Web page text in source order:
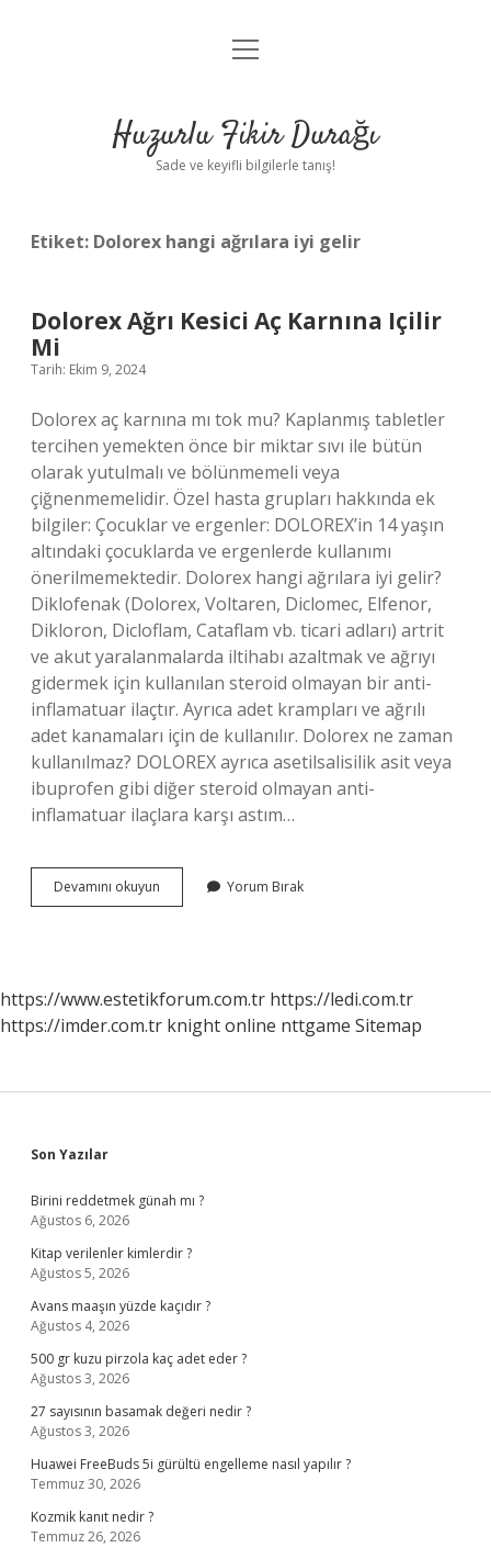
Anasayfa
Yasal Uyarı
menüyü
Huzurlu Fikir Durağı
Sade ve keyifli bilgilerle tanış!
Etiket: Dolorex hangi ağrılara iyi gelir
Dolorex Ağrı Kesici Aç Karnına Içilir
Mi
Tarih: Ekim 9, 2024
Dolorex aç karnına mı tok mu? Kaplanmış tabletler
tercihen yemekten önce bir miktar sıvı ile bütün
olarak yutulmalı ve bölünmemeli veya
çiğnenmemelidir. Özel hasta grupları hakkında ek
bilgiler: Çocuklar ve ergenler: DOLOREX’in 14 yaşın
altındaki çocuklarda ve ergenlerde kullanımı
önerilmemektedir. Dolorex hangi ağrılara iyi gelir?
Diklofenak (Dolorex, Voltaren, Diclomec, Elfenor,
Dikloron, Dicloflam, Cataflam vb. ticari adları) artrit
ve akut yaralanmalarda iltihabı azaltmak ve ağrıyı
gidermek için kullanılan steroid olmayan bir anti-
inflamatuar ilaçtır. Ayrıca adet krampları ve ağrılı
adet kanamaları için de kullanılır. Dolorex ne zaman
kullanılmaz? DOLOREX ayrıca asetilsalisilik asit veya
ibuprofen gibi diğer steroid olmayan anti-
inflamatuar ilaçlara karşı astım…
Devamını okuyun Dolorex
Ağrı
Mi
Yorum Bırak
https://www.estetikforum.com.tr https://ledi.com.tr
https://imder.com.tr knight online nttgame Sitemap
Sidebar
Son Yazılar
Birini reddetmek günah mı ?
Ağustos 6, 2026
Kitap verilenler kimlerdir ?
Ağustos 5, 2026
Avans maaşın yüzde kaçıdır ?
Ağustos 4, 2026
500 gr kuzu pirzola kaç adet eder ?
Ağustos 3, 2026
27 sayısının basamak değeri nedir ?
Ağustos 3, 2026
Huawei FreeBuds 5i gürültü engelleme nasıl yapılır ?
Temmuz 30, 2026
Kozmik kanıt nedir ?
Temmuz 26, 2026